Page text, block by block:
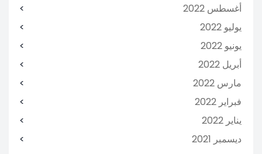
أغسطس 2022
يوليو 2022
يونيو 2022
أبريل 2022
مارس 2022
فبراير 2022
يناير 2022
ديسمبر 2021